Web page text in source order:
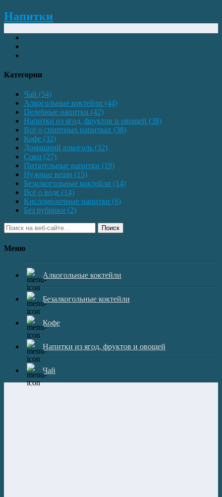
Напитки
Категории
Чай (54)
Алкогольные коктейли (44)
Целебные напитки (42)
Напитки из ягод, фруктов и овощей (38)
Всё о спиртных напитках (38)
Кофе (32)
Домашний алкоголь (32)
Соки (27)
Питательные напитки (19)
Нужные вещи (15)
Безалкогольные коктейли (14)
Всё о воде (14)
Кисломолочные напитки (6)
Без рубрики (2)
Поиск
Меню
Алкогольные коктейли
Безалкогольные коктейли
Кофе
Напитки из ягод, фруктов и овощей
Чай